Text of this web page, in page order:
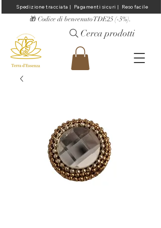
Spedizione tracciata |  Pagamenti sicuri |  Reso facile
Cerca prodotti
​🎁 Codice di benvenuto TDE25 (-5%).